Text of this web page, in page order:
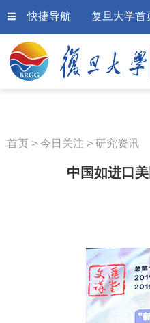
快捷导航 复旦大学首
首页 > 今日关注 > 研究资讯
中国如进口